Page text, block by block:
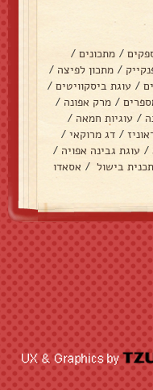
/ מתכונים /
/ מתכון לפיצה /
/ עוגת ביסקוויטים /
/ מרק אפונה /
/ עוגיות חמאה /
/ דג מרוקאי /
/ עוגת גבינה אפויה /
תכנית בישול / אסאדו